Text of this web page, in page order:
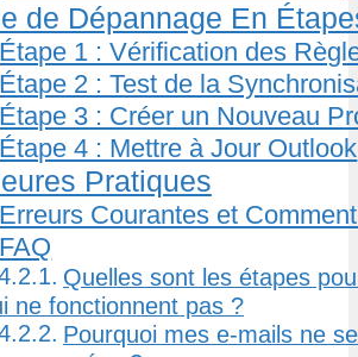
de Dépannage En
Étape 1 : Vérification des
Étape 2 : Test de la
Étape 3 : Créer un Nouveau
Étape 4 : Mettre à Jour Outlook
Pratiques
Erreurs Courantes et
FAQ
Quelles sont les étapes
ne fonctionnent pas ?
Pourquoi mes e-mails ne